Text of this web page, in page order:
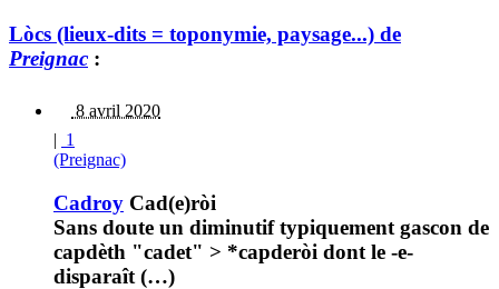
Lòcs (lieux-dits = toponymie, paysage...) de
Preignac :
8 avril 2020
| 1
(Preignac)
Cadroy Cad(e)ròi
Sans doute un diminutif typiquement gascon de
capdèth "cadet" > *capderòi dont le -e-
disparaît (…)